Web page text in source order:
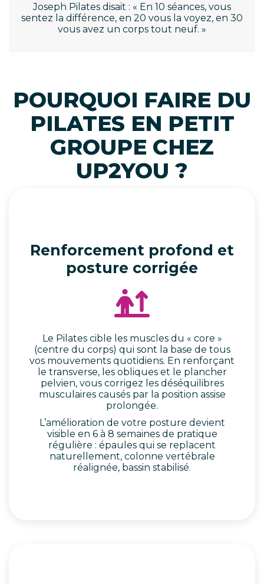
Joseph Pilates disait : « En 10 séances, vous
sentez la différence, en 20 vous la voyez, en 30
vous avez un corps tout neuf. »
POURQUOI FAIRE DU
PILATES EN PETIT
GROUPE CHEZ
UP2YOU ?
Renforcement profond et
posture corrigée
Le Pilates cible les muscles du « core »
(centre du corps) qui sont la base de tous
vos mouvements quotidiens. En renforçant
le transverse, les obliques et le plancher
pelvien, vous corrigez les déséquilibres
musculaires causés par la position assise
prolongée.
L’amélioration de votre posture devient
visible en 6 à 8 semaines de pratique
régulière : épaules qui se replacent
naturellement, colonne vertébrale
réalignée, bassin stabilisé.